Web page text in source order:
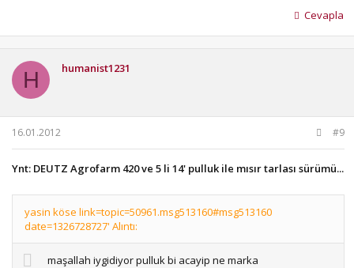
Cevapla
H humanist1231
16.01.2012 #9
Ynt: DEUTZ Agrofarm 420 ve 5 li 14' pulluk ile mısır tarlası sürümü...
yasin köse link=topic=50961.msg513160#msg513160
date=1326728727' Alıntı:
maşallah iygidiyor pulluk bi acayip ne marka